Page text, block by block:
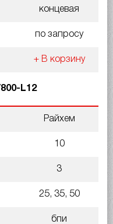
концевая
по запросу
+ В корзину
L12
Райхем
10
3
25, 35, 50
бпи